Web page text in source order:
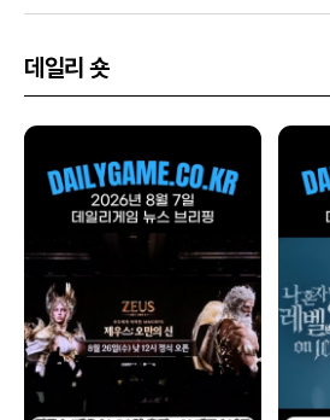
데일리 숏